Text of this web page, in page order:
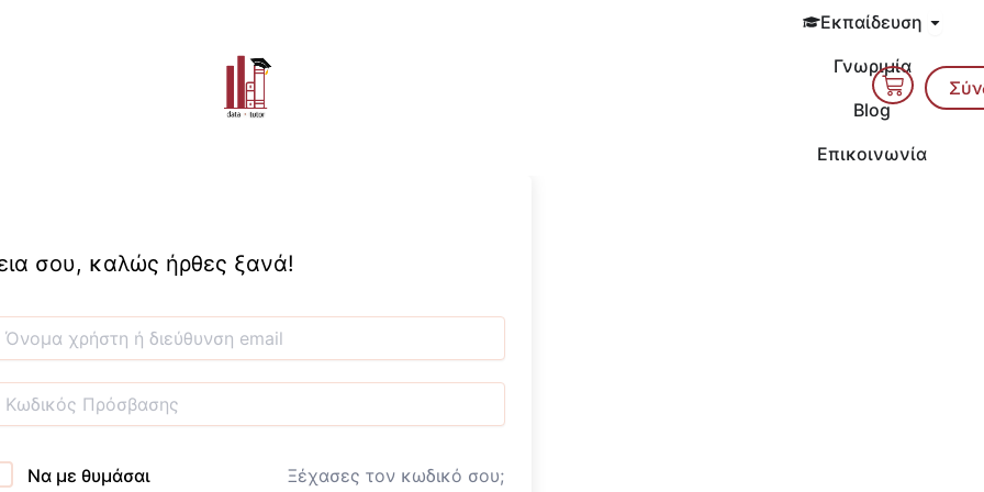
Εκπαίδευση Open
Γνωριμία
Blog
Επικοινωνία
Cart
σου, καλώς ήρθες ξανά!
Να με θυμάσαι Ξέχασες τον κωδικό σου;